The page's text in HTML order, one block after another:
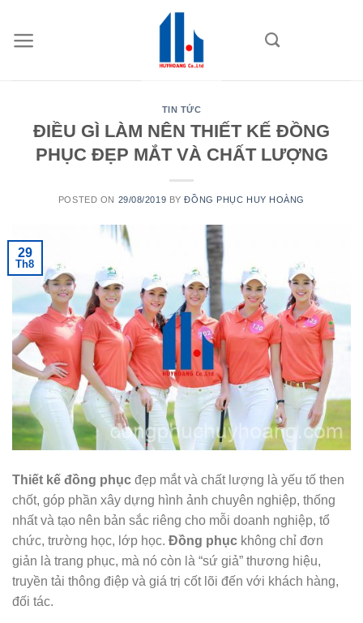
content
TIN TỨC
ĐIỀU GÌ LÀM NÊN THIẾT KẾ ĐỒNG
PHỤC ĐẸP MẮT VÀ CHẤT LƯỢNG
POSTED ON 29/08/2019 BYĐỒNG PHỤC HUY HOÀNG
29
Th8
Thiết kế đồng phục đẹp mắt và chất lượng là yếu tố then
chốt, góp phần xây dựng hình ảnh chuyên nghiệp, thống
nhất và tạo nên bản sắc riêng cho mỗi doanh nghiệp, tổ
chức, trường học, lớp học. Đồng phục không chỉ đơn
giản là trang phục, mà nó còn là “sứ giả” thương hiệu,
truyền tải thông điệp và giá trị cốt lõi đến với khách hàng,
đối tác.